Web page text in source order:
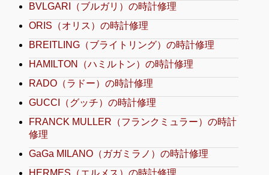
BVLGARI（ブルガリ）の時計修理
ORIS（オリス）の時計修理
BREITLING（ブライトリング）の時計修理
HAMILTON（ハミルトン）の時計修理
RADO（ラドー）の時計修理
GUCCI（グッチ）の時計修理
FRANCK MULLER（フランクミュラー）の時計
修理
GaGa MILANO（ガガミラノ）の時計修理
HERMES（エルメス）の時計修理